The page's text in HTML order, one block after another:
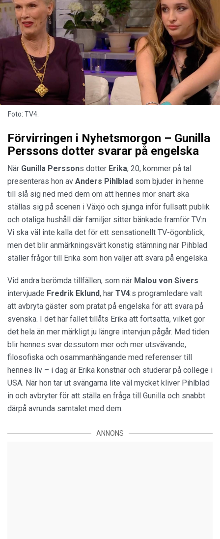
Foto: TV4.
Förvirringen i Nyhetsmorgon – Gunilla
Perssons dotter svarar på engelska
När Gunilla Perssons dotter Erika, 20, kommer på tal
presenteras hon av Anders Pihlblad som bjuder in henne
till slå sig ned med dem om att hennes mor snart ska
ställas sig på scenen i Växjö och sjunga inför fullsatt publik
och otaliga hushåll där familjer sitter bänkade framför TV:n.
Vi ska väl inte kalla det för ett sensationellt TV-ögonblick,
men det blir anmärkningsvärt konstig stämning när Pihblad
ställer frågor till Erika som hon väljer att svara på engelska.
Vid andra berömda tillfällen, som när Malou von Sivers
intervjuade Fredrik Eklund, har TV4:s programledare valt
att avbryta gäster som pratat på engelska för att svara på
svenska. I det här fallet tillåts Erika att fortsätta, vilket gör
det hela än mer märkligt ju längre intervjun pågår. Med tiden
blir hennes svar dessutom mer och mer utsvävande,
filosofiska och osammanhängande med referenser till
hennes liv – i dag är Erika konstnär och studerar på college i
USA. När hon tar ut svängarna lite väl mycket kliver Pihlblad
in och avbryter för att ställa en fråga till Gunilla och snabbt
därpå avrunda samtalet med dem.
ANNONS